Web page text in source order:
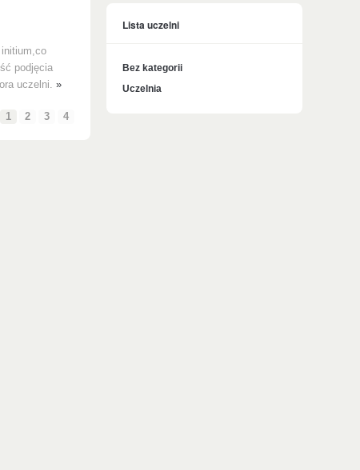
initium,co
podjęcia
uczelni. »
1 2 3 4
Lista uczelni
Bez kategorii
Uczelnia